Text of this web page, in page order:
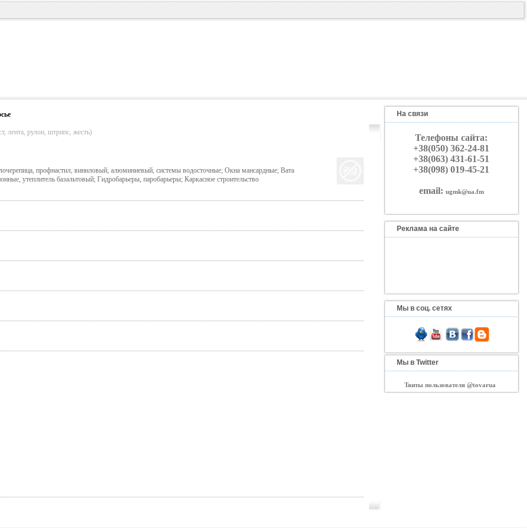
лента, рулон, штрипс, жесть)
профнастил, виниловый, алюминиевый, системы водосточные; Окна мансардные; Вата
утеплитель базальтовый; Гидробарьеры, паробарьеры; Каркасное строительство
На связи
Телефоны сайта:
+38(050) 362-24-81
+38(063) 431-61-51
+38(098) 019-45-21
email: ugmk@ua.fm
Реклама на сайте
Мы в соц. сетях
Мы в Twitter
Твиты пользователя @tovarua